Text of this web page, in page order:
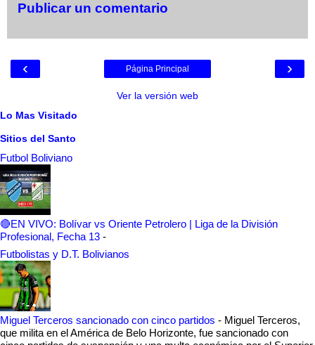
Publicar un comentario
‹ ›
Página Principal
Ver la versión web
Lo Mas Visitado
Sitios del Santo
Futbol Boliviano
🔴EN VIVO: Bolívar vs Oriente Petrolero | Liga de la División
Profesional, Fecha 13 -
Futbolistas y D.T. Bolivianos
Miguel Terceros sancionado con cinco partidos - Miguel Terceros,
que milita en el América de Belo Horizonte, fue sancionado con